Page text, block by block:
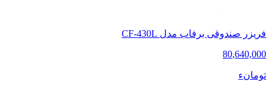
فریزر صندوقی برفاب مدل CF-430L
80,640,000
تومانء